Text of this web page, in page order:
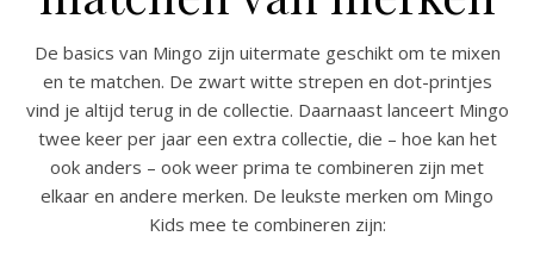
De basics van Mingo zijn uitermate geschikt om te mixen
en te matchen. De zwart witte strepen en dot-printjes
vind je altijd terug in de collectie. Daarnaast lanceert Mingo
twee keer per jaar een extra collectie, die – hoe kan het
ook anders – ook weer prima te combineren zijn met
elkaar en andere merken. De leukste merken om Mingo
Kids mee te combineren zijn: